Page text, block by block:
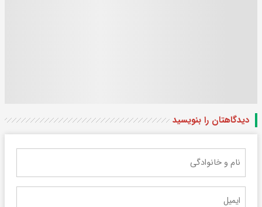
دیدگاهتان را بنویسید